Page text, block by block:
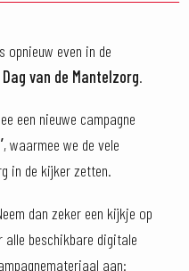
opnieuw even in de
Dag van de Mantelzorg.
een nieuwe campagne
, waarmee we de vele
in de kijker zetten.
dan zeker een kijkje op
alle beschikbare digitale
aan: